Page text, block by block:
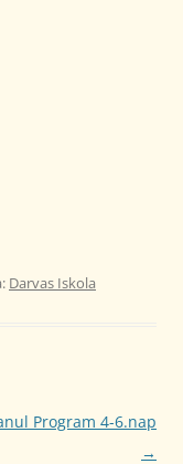
Darvas Iskola
Program 4-6.nap
→